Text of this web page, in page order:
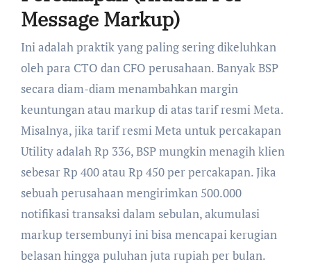
Message Markup)
Ini adalah praktik yang paling sering dikeluhkan
oleh para CTO dan CFO perusahaan. Banyak BSP
secara diam-diam menambahkan margin
keuntungan atau markup di atas tarif resmi Meta.
Misalnya, jika tarif resmi Meta untuk percakapan
Utility adalah Rp 336, BSP mungkin menagih klien
sebesar Rp 400 atau Rp 450 per percakapan. Jika
sebuah perusahaan mengirimkan 500.000
notifikasi transaksi dalam sebulan, akumulasi
markup tersembunyi ini bisa mencapai kerugian
belasan hingga puluhan juta rupiah per bulan.